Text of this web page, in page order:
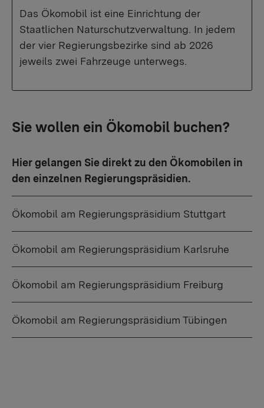
Das Ökomobil ist eine Einrichtung der
Staatlichen Naturschutzverwaltung. In jedem
der vier Regierungsbezirke sind ab 2026
jeweils zwei Fahrzeuge unterwegs.
Sie wollen ein Ökomobil buchen?
Hier gelangen Sie direkt zu den Ökomobilen in
den einzelnen Regierungspräsidien.
Ökomobil am Regierungspräsidium Stuttgart
Ökomobil am Regierungspräsidium Karlsruhe
Ökomobil am Regierungspräsidium Freiburg
Ökomobil am Regierungspräsidium Tübingen